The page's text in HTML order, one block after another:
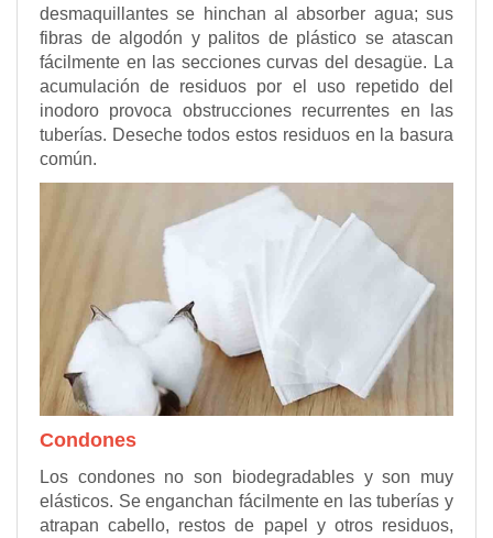
desmaquillantes se hinchan al absorber agua; sus
fibras de algodón y palitos de plástico se atascan
fácilmente en las secciones curvas del desagüe. La
acumulación de residuos por el uso repetido del
inodoro provoca obstrucciones recurrentes en las
tuberías. Deseche todos estos residuos en la basura
común.
Condones
Los condones no son biodegradables y son muy
elásticos. Se enganchan fácilmente en las tuberías y
atrapan cabello, restos de papel y otros residuos,